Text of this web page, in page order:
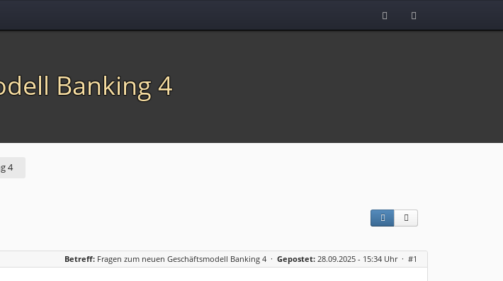
Banking 4
4
Betreff: Fragen zum neuen Geschäftsmodell Banking 4 · Gepostet: 28.09.2025 - 15:34 Uhr · #1